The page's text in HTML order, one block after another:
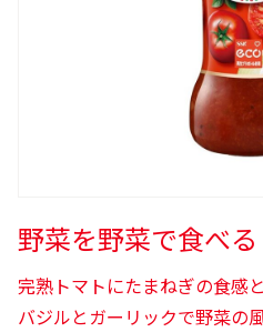
野菜を野菜で食べ
完熟トマトにたまねぎの食感
バジルとガーリックで野菜の